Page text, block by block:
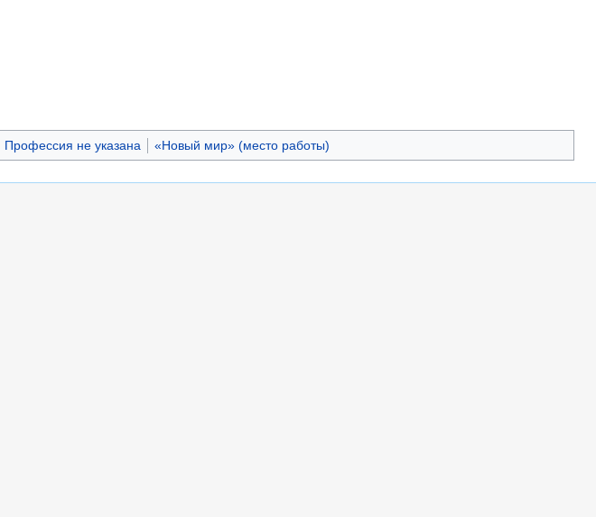
Профессия не указана «Новый мир» (место работы)